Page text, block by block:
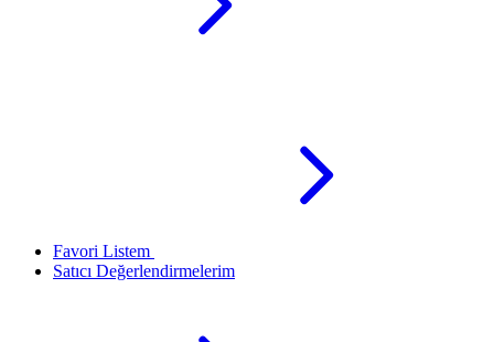
Favori Listem
Satıcı Değerlendirmelerim